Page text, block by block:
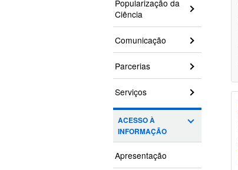
Popularização da
Ciência
Comunicação
Parcerias
Serviços
ACESSO À
INFORMAÇÃO
Apresentação